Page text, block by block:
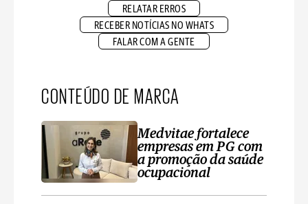
RELATAR ERROS
RECEBER NOTÍCIAS NO WHATS
FALAR COM A GENTE
CONTEÚDO DE MARCA
Medvitae fortalece
empresas em PG com
a promoção da saúde
ocupacional